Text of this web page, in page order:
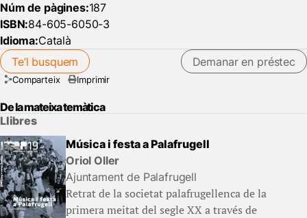
Núm de pàgines:187
ISBN:84-605-6050-3
Idioma:Català
Te’l busquem
Demanar en préstec
Comparteix Imprimir
De la mateixa temàtica
Llibres
Música i festa a Palafrugell
Oriol Oller
Ajuntament de Palafrugell
Retrat de la societat palafrugellenca de la
primera meitat del segle XX a través de